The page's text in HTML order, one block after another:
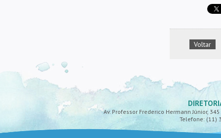
Voltar
Av. Professor Frederico Hermann Júnior,
Telefone: (11)